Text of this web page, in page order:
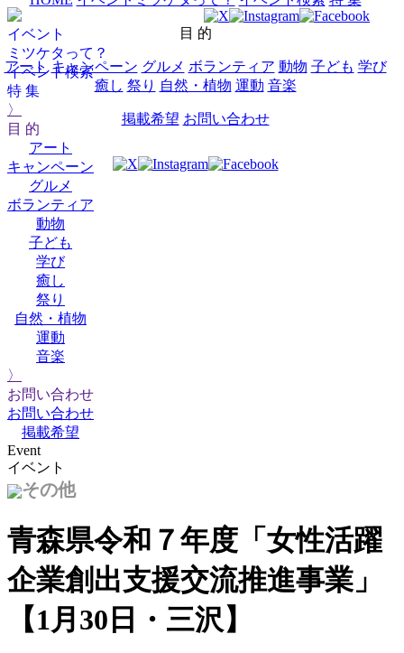
イベント
ミツケタって？
イベント検索
特 集
〉
目 的
アート
キャンペーン
グルメ
ボランティア
動物
子ども
学び
癒し
祭り
自然・植物
運動
音楽
〉
お問い合わせ
お問い合わせ
掲載希望
目 的
アート キャンペーン グルメ ボランティア 動物 子ども 学び
癒し 祭り 自然・植物 運動 音楽
掲載希望 お問い合わせ
Event
イベント
その他
青森県令和７年度「女性活躍
企業創出支援交流推進事業」
【1月30日・三沢】